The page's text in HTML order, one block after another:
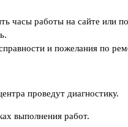
часы работы на сайте или
и пожелания по
проведут диагностику.
выполнения работ.